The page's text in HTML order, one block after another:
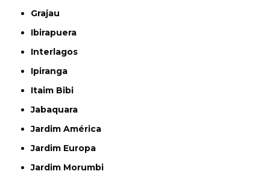
Grajau
Ibirapuera
Interlagos
Ipiranga
Itaim Bibi
Jabaquara
Jardim América
Jardim Europa
Jardim Morumbi